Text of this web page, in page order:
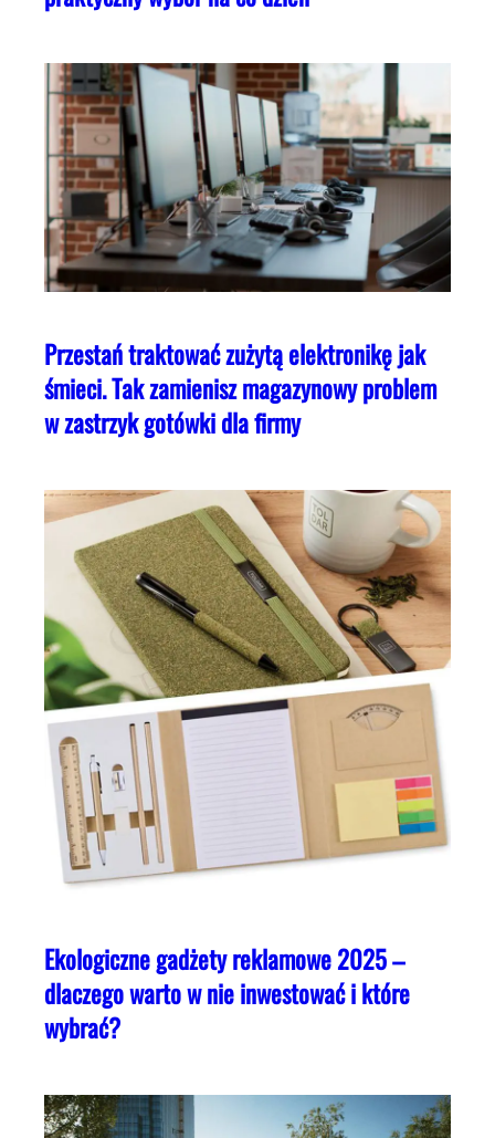
Przestań traktować zużytą elektronikę jak
śmieci. Tak zamienisz magazynowy problem
w zastrzyk gotówki dla firmy
Ekologiczne gadżety reklamowe 2025 –
dlaczego warto w nie inwestować i które
wybrać?